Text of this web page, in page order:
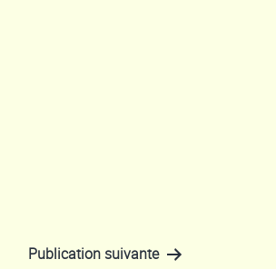
Publication suivante